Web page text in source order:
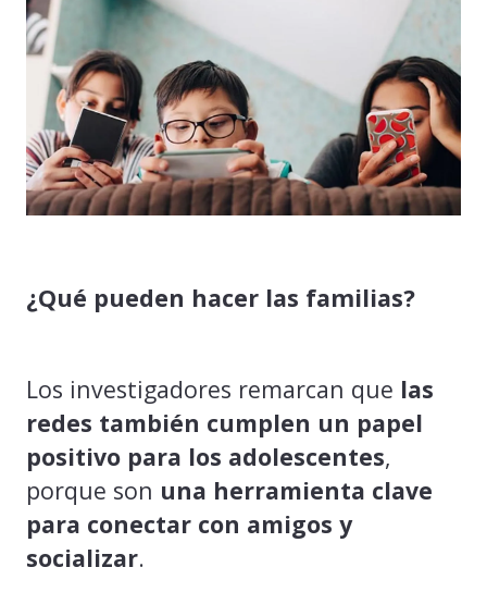
¿Qué pueden hacer las familias?
Los investigadores remarcan que las
redes también cumplen un papel
positivo para los adolescentes,
porque son una herramienta clave
para conectar con amigos y
socializar.